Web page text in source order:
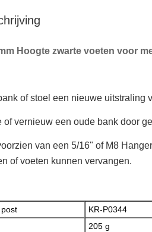
Hoogte zwarte voeten voor
of stoel een nieuwe uitstraling
of vernieuw een oude bank door
van een 5/16" of M8
of voeten kunnen vervangen.
KR-P0344
205 g